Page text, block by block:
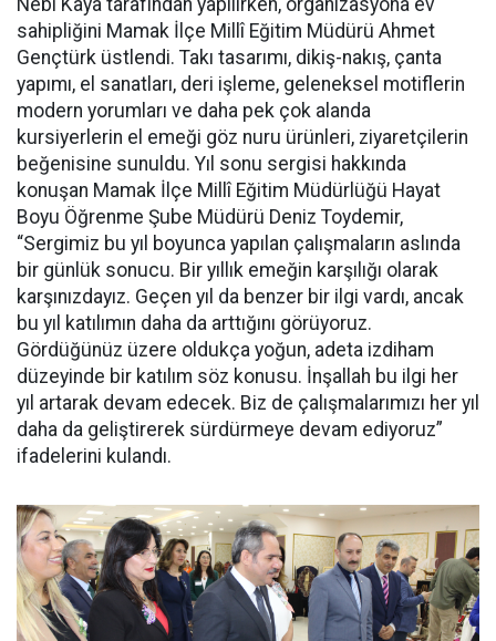
Nebi Kaya tarafından yapılırken, organizasyona ev
sahipliğini Mamak İlçe Millî Eğitim Müdürü Ahmet
Gençtürk üstlendi. Takı tasarımı, dikiş-nakış, çanta
yapımı, el sanatları, deri işleme, geleneksel motiflerin
modern yorumları ve daha pek çok alanda
kursiyerlerin el emeği göz nuru ürünleri, ziyaretçilerin
beğenisine sunuldu. Yıl sonu sergisi hakkında
konuşan Mamak İlçe Millî Eğitim Müdürlüğü Hayat
Boyu Öğrenme Şube Müdürü Deniz Toydemir,
“Sergimiz bu yıl boyunca yapılan çalışmaların aslında
bir günlük sonucu. Bir yıllık emeğin karşılığı olarak
karşınızdayız. Geçen yıl da benzer bir ilgi vardı, ancak
bu yıl katılımın daha da arttığını görüyoruz.
Gördüğünüz üzere oldukça yoğun, adeta izdiham
düzeyinde bir katılım söz konusu. İnşallah bu ilgi her
yıl artarak devam edecek. Biz de çalışmalarımızı her yıl
daha da geliştirerek sürdürmeye devam ediyoruz”
ifadelerini kulandı.